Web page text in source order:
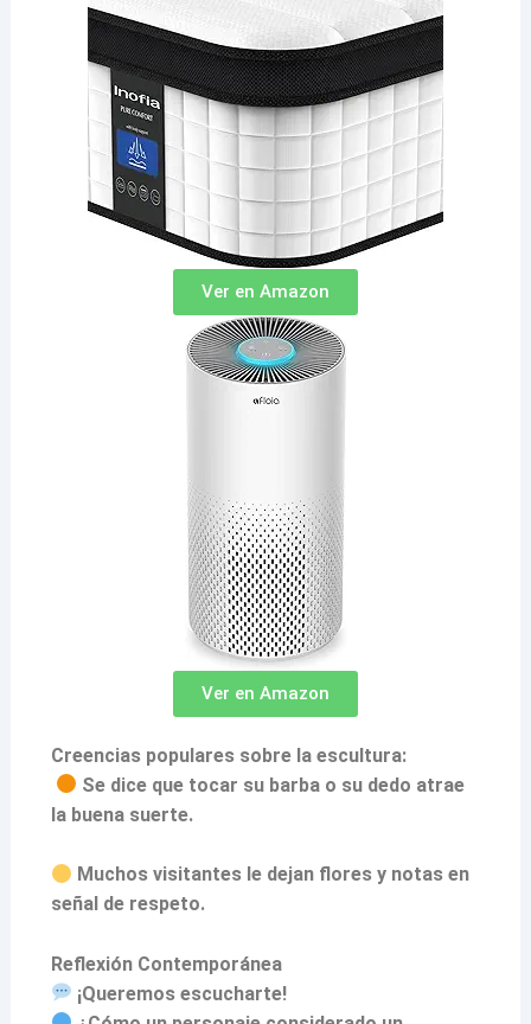
Ver en Amazon
Ver en Amazon
Creencias populares sobre la escultura:
Se dice que tocar su barba o su dedo atrae
la buena suerte.
Muchos visitantes le dejan flores y notas en
señal de respeto.
Reflexión Contemporánea
¡Queremos escucharte!